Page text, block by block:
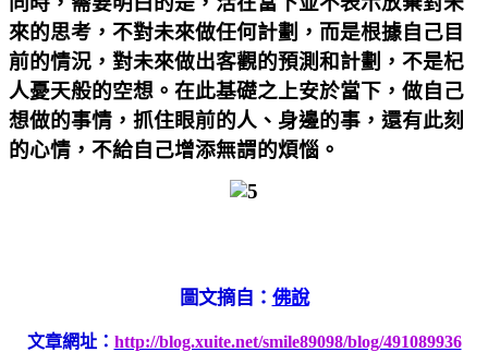
來的思考，不對未來做任何計劃，而是根據自己目
前的情況，對未來做出客觀的預測和計劃，不是杞
人憂天般的空想。在此基礎之上安於當下，做自己
想做的事情，抓住眼前的人、身邊的事，還有此刻
的心情，不給自己增添無謂的煩惱。
圖文摘自： 佛說
文章網址： http://blog.xuite.net/smile89098/blog/491089936